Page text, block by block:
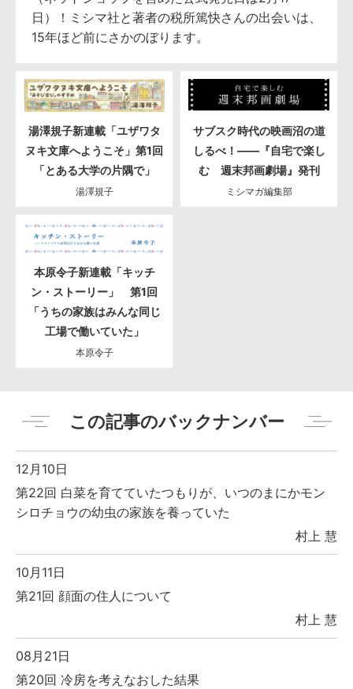
日）！ミシマ社と著者の税所篤快さんの出会いは、
15年ほど前にさかのぼります。
湯澤規子新連載「ユザワタ
ヌキ文庫へようこそ」第1回
「とある大学の片隅で」
湯澤規子
サブスク時代の映画沼の道
しるべ！――『自宅で楽し
む 週末邦画劇場』発刊
ミシマガ編集部
本原令子新連載「キッチ
ン・ストーリー」 第1回
「うちの家族はみんな同じ
工場で働いていた」
本原令子
この記事のバックナンバー
12月10日
第22回 白菜を育てていたつもりが、いつのまにかモン
シロチョウの幼虫の家族を養っていた
村上 慧
10月11日
第21回 顔面の住人について
村上 慧
08月21日
第20回 冷房を考えなおした結果